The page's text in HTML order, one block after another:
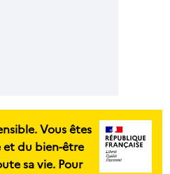
Vous êtes
et du bien-être
sa vie. Pour